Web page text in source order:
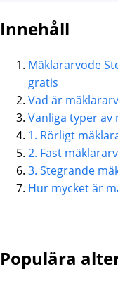
Populära
Innehåll
Mäklararvode
gratis
Vad är
Vanliga typer
1. Rörligt
2. Fast
3. Stegrande
Hur mycket är